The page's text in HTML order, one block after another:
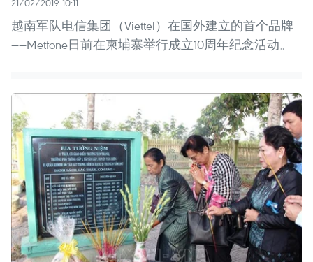
21/02/2019 10:11
越南军队电信集团（Viettel）在国外建立的首个品牌
——Metfone日前在柬埔寨举行成立10周年纪念活动。